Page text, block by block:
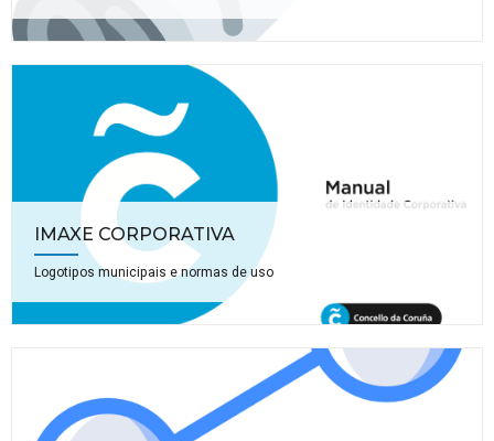
IMAXE CORPORATIVA
Logotipos municipais e normas de uso